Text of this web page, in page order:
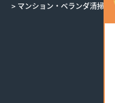
マンション・ベランダ清掃